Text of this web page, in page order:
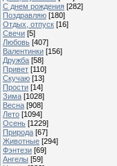
С днем рождения [282]
Поздравляю [180]
Отдых, отпуск [16]
Свечи [5]
Любовь [407]
Валентинки [156]
Дружба [58]
Привет [110]
Скучаю [13]
Прости [14]
Зима [1028]
Весна [908]
Лето [1094]
Осень [1229]
Природа [67]
Животные [294]
Фэнтези [69]
Ангелы [59]